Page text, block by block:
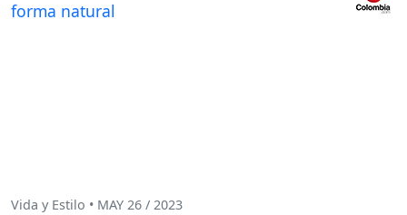
Vida y Estilo • MAY 26 / 2023